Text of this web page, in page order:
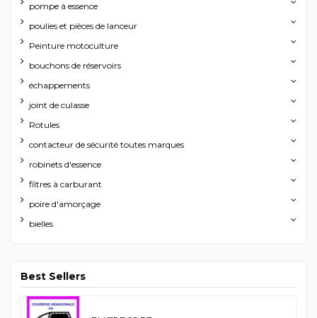
pompe à essence
poulies et pièces de lanceur
Peinture motoculture
bouchons de réservoirs
échappements
joint de culasse
Rotules
contacteur de sécurité toutes marques
robinets d'essence
filtres à carburant
poire d'amorçage
bielles
Best Sellers